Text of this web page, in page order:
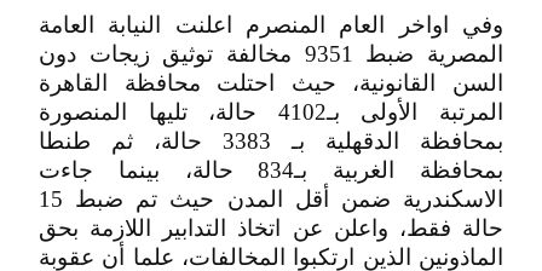
وفي اواخر العام المنصرم اعلنت النيابة العامة‏
المصرية ضبط ‏9351 مخالفة توثيق زيجات دون
السن القانونية، حيث احتلت محافظة القاهرة
المرتبة الأولى بـ‏4102‏ حالة، تليها المنصورة
بمحافظة الدقهلية‏ بـ ‏3383‏ حالة، ثم طنطا
بمحافظة الغربية بـ‏834‏ حالة‏، بينما جاءت
حالة فقط، واعلن عن اتخاذ التدابير اللازمة بحق
الماذونين الذين ارتكبوا المخالفات، علما أن عقوبة